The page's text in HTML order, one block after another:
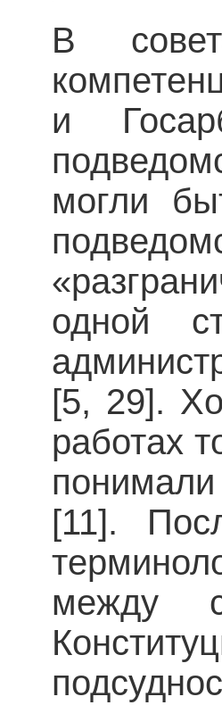
В
и
могли
одной
[5, 29].
работах
[11].
между